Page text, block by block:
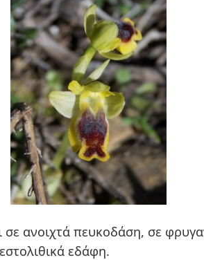
σε ανοιχτά πευκοδάση, σε
εδάφη.